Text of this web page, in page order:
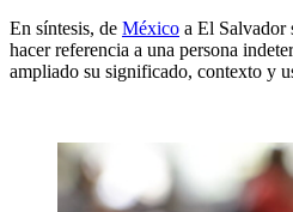
En síntesis, de México a El Salvador
hacer referencia a una persona
ampliado su significado, contexto y